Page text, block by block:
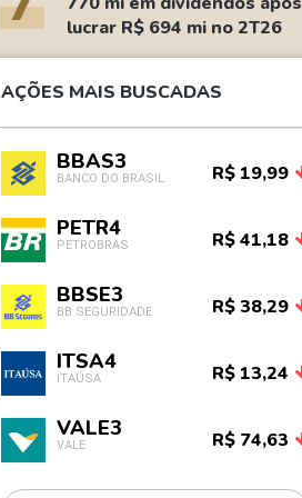
lucrar R$ 694 mi no 2T26
AÇÕES MAIS BUSCADAS
BBAS3
BANCO DO BRASIL R$ 19,99
PETR4
PETROBRAS R$ 41,18
BBSE3
BB SEGURIDADE R$ 38,29
ITSA4
ITAÚSA R$ 13,24
VALE3
VALE R$ 74,63